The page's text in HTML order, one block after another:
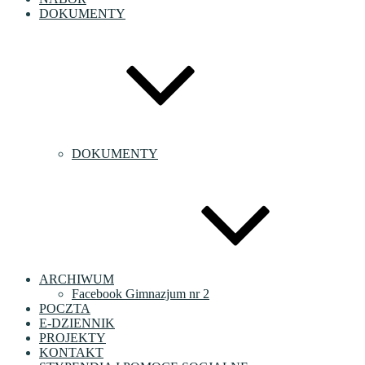
DOKUMENTY
DOKUMENTY
ARCHIWUM
Facebook Gimnazjum nr 2
POCZTA
E-DZIENNIK
PROJEKTY
KONTAKT